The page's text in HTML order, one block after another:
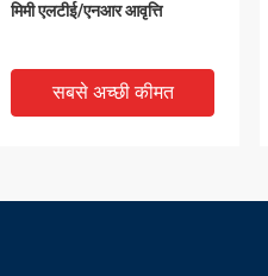
मिमी एलटीई/एनआर आवृत्ति
सबसे अच्छी कीमत